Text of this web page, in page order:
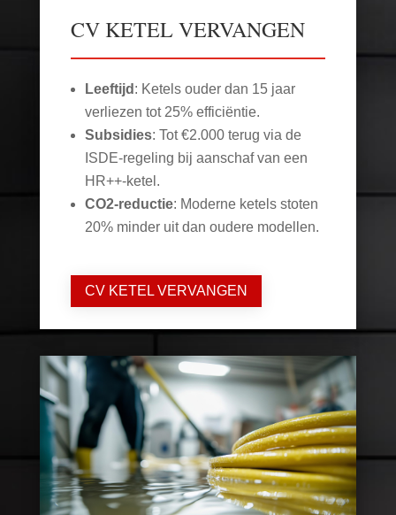
CV KETEL VERVANGEN
Leeftijd : Ketels ouder dan 15 jaar
verliezen tot 25% efficiëntie.
Subsidies: Tot €2.000 terug via de
ISDE-regeling bij aanschaf van een
HR++-ketel.
CO2-reductie: Moderne ketels stoten
20% minder uit dan oudere modellen.
CV KETEL VERVANGEN